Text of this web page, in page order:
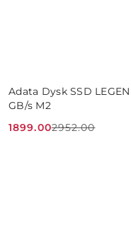
Adata Dysk SSD
GB/s M2
Cena
1899.00
Cena
2952.00